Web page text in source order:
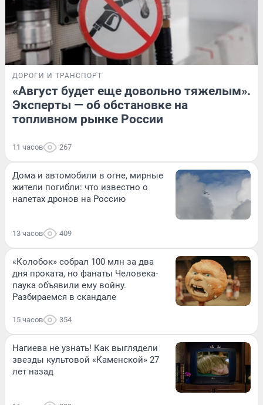
ДОРОГИ И ТРАНСПОРТ
«Август будет еще довольно тяжелым».
Эксперты — об обстановке на
топливном рынке России
11 часов 267
Дома и автомобили в огне, мирные
жители погибли: что известно о
налетах дронов на Россию
13 часов 409
«Колобок» собрал 100 млн за два
дня проката, но фанаты Человека-
паука объявили ему войну.
Разбираемся в скандале
15 часов 354
Нагиева не узнать! Как выглядели
звезды культовой «Каменской» 27
лет назад